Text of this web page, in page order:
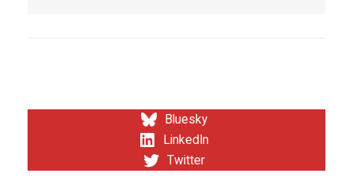
Bluesky
LinkedIn
Twitter